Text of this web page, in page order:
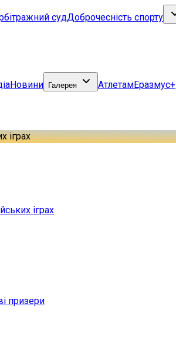
судДоброчесність спорту
Новини Галерея АтлетамЕразмус+
іграх
іграх
призери